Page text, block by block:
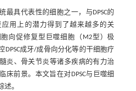
最具代表性的细胞之一，与DPSC的
用上的潜力得到了越来越多的关
胞向促修复型巨噬细胞（M2型）极
DPSC成牙/成骨向分化等的干细胞疗
炎、骨关节炎等诸多疾病的有力治
床前景。本文旨在对DPSC与巨噬细
。